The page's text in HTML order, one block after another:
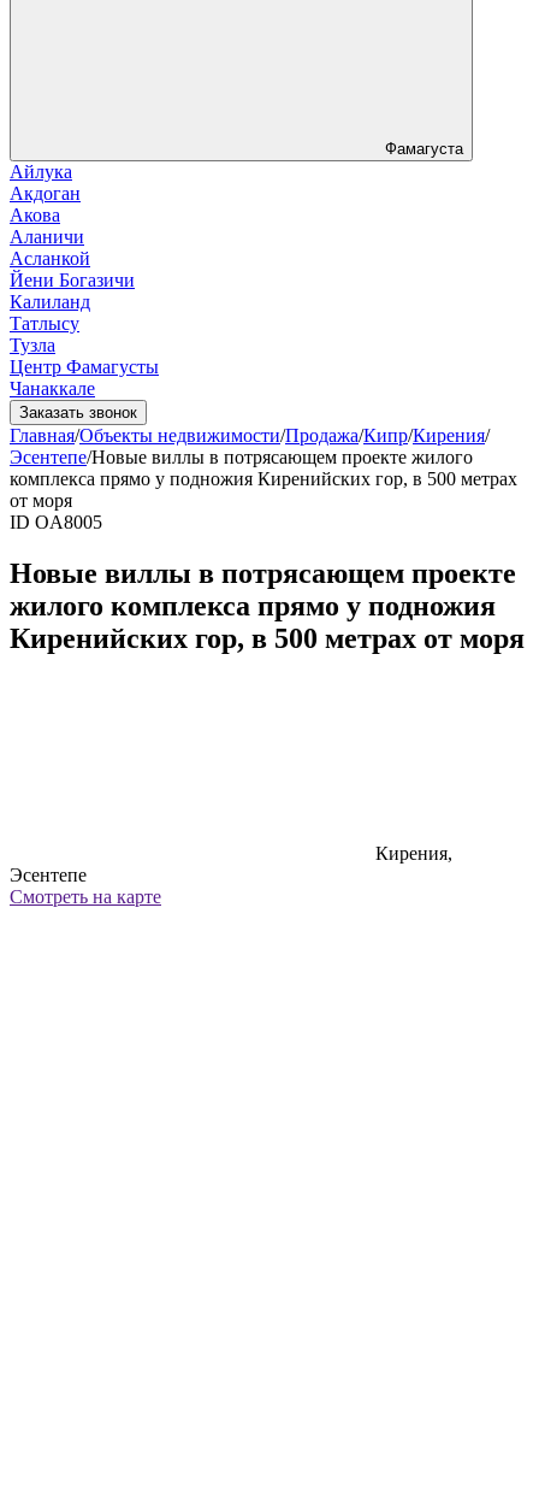
Фамагуста
Айлука
Акдоган
Акова
Аланичи
Асланкой
Йени Богазичи
Калиланд
Татлысу
Тузла
Центр Фамагусты
Чанаккале
Заказать звонок
Главная/Объекты недвижимости/Продажа/Кипр/Кирения/
Эсентепе/Новые виллы в потрясающем проекте жилого
комплекса прямо у подножия Киренийских гор, в 500 метрах
от моря
ID OA8005
Новые виллы в потрясающем проекте
жилого комплекса прямо у подножия
Киренийских гор, в 500 метрах от моря
Кирения,
Эсентепе
Смотреть на карте